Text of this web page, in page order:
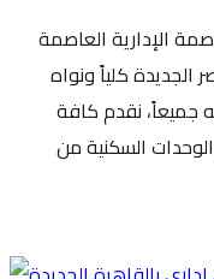
الإدارية العاصمة
الجديدة كلياً ونواه
جميعاً، نقدم كافة
السكنية من